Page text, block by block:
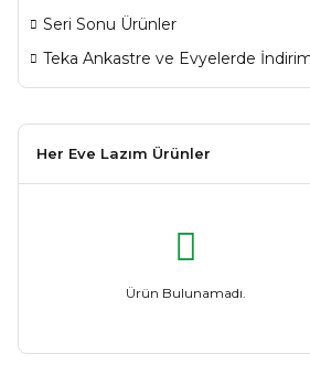
Seri Sonu Ürünler
Teka Ankastre ve Evyelerde
Her Eve Lazım Ürünler
Ürün Bulunamadı.